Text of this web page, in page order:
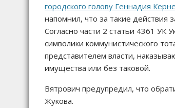
городского голову Геннадия
напомнил, что за такие действия
Согласно части 2 статьи 4361 УК
символики коммунистического
представителем власти,
имущества или без таковой.
Вятрович предупредил, что
Жукова.